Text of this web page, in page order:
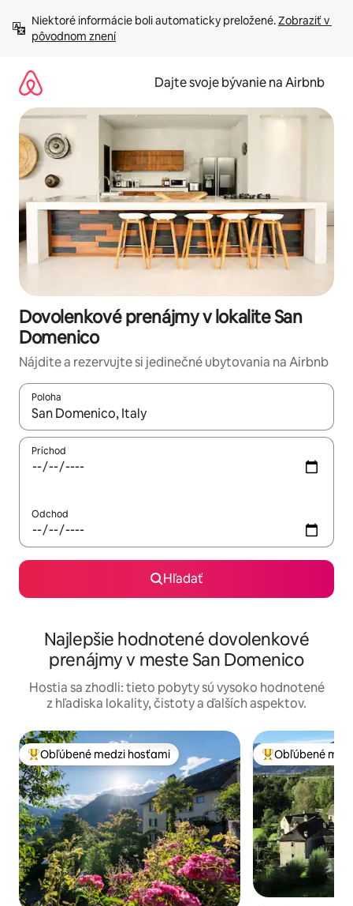
obsah.
Niektoré informácie boli automaticky preložené. Zobraziť v
pôvodnom znení
Dajte svoje bývanie na Airbnb
Dovolenkové prenájmy v lokalite San
Domenico
Nájdite a rezervujte si jedinečné ubytovania na Airbnb
Poloha
Keď budú výsledky k dispozícii, môžete si ich prechádzať
Príchod
Odchod
Hľadať
Najlepšie hodnotené dovolenkové
prenájmy v meste San Domenico
Hostia sa zhodli: tieto pobyty sú vysoko hodnotené
z hľadiska lokality, čistoty a ďalších aspektov.
Najobľúbenejšie medzi hosťami
Obľúbené medzi hosťami Najobľúbenejšie
Obľúbené